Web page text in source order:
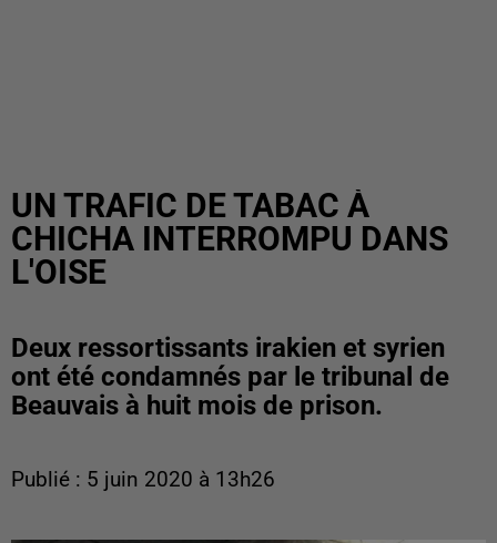
UN TRAFIC DE TABAC À
CHICHA INTERROMPU DANS
L'OISE
Deux ressortissants irakien et syrien
ont été condamnés par le tribunal de
Beauvais à huit mois de prison.
Publié : 5 juin 2020 à 13h26